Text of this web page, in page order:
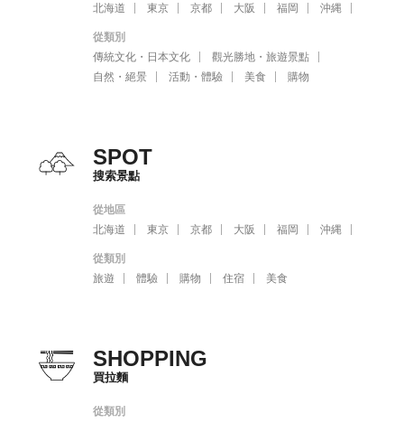
北海道
東京 京都 大阪 福岡 沖縄
從類別
傳統文化・日本文化
觀光勝地・旅遊景點
自然・絕景
活動・體驗 美食 購物
SPOT
搜索景點
從地區
北海道
東京 京都 大阪 福岡 沖縄
從類別
旅遊
體驗 購物 住宿 美食
SHOPPING
買拉麵
從類別